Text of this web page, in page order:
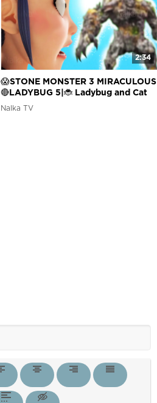
2:34
😱STONE MONSTER 3 MIRACULOUS
🔴LADYBUG 5|🐞 Ladybug and Cat
Noir/ Леди Баг(FanMade)
Nalka TV